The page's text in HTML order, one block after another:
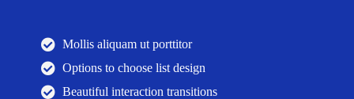
Mollis aliquam ut porttitor
Options to choose list design
Beautiful interaction transitions